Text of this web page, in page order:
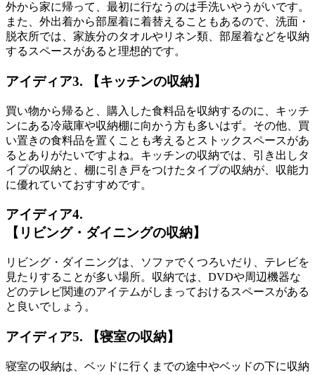
外から家に帰って、最初に行なうのは手洗いやうがいです。
また、外出着から部屋着に着替えることもあるので、洗面・
脱衣所では、 家族分のタオルやリネン類、部屋着などを収納
するスペースがあると理想的です。
アイディア3. 【キッチンの収納】
買い物から帰ると、購入した食料品を収納するのに、キッチ
ンにある冷蔵庫や収納棚に向かう方も多いはず。その他、買
い置きの食料品を置くことも考えるとストックスペースがあ
るとありがたいですよね。キッチンの収納では、 引き出しタ
イプの収納と、 棚に引き戸をつけたタイプの収納が、収能力
に優れていておすすめです。
アイディア4.
【リビング・ダイニングの収納】
リビング・ダイニングは、ソファでくつろいだり、テレビを
見たりすることが多い場所。収納では、 DVDや周辺機器な
どのテレビ関連のアイテムがしまっておけるスペースがある
と良いでしょう。
アイディア5. 【寝室の収納】
寝室の収納は、ベッドに行くまでの途中やベッドの下に収納